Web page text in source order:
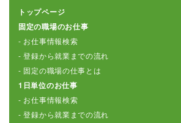
トップページ
固定の職場のお仕事
- お仕事情報検索
- 登録から就業までの流れ
- 固定の職場の仕事とは
1日単位のお仕事
- お仕事情報検索
- 登録から就業までの流れ